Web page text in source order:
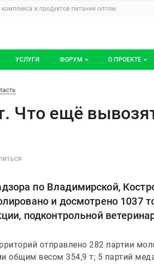
и продуктов питания оптом.
УСЛУГИ ФОРУМ О ПРОЕКТЕ
Реклама на
из Владимирской
Что ещё
по Владимирской,
и досмотрено 1037
подконтрольной
отправлено 282 партии
общим весом 354,9 т; 5 партий